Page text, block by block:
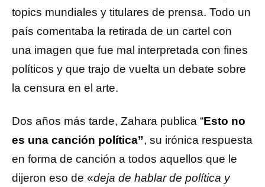
topics mundiales y titulares de prensa. Todo un
país comentaba la retirada de un cartel con
una imagen que fue mal interpretada con fines
políticos y que trajo de vuelta un debate sobre
la censura en el arte.
Dos años más tarde, Zahara publica “Esto no
es una canción política”, su irónica respuesta
en forma de canción a todos aquellos que le
dijeron eso de «deja de hablar de política y